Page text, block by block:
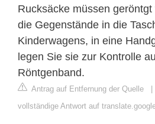
Rucksäcke müssen
die Gegenstände in die
Kinderwagens, in eine
legen Sie sie zur Kontrolle
Röntgenband.
Antrag auf Entfernung der Quelle
vollständige Antwort auf